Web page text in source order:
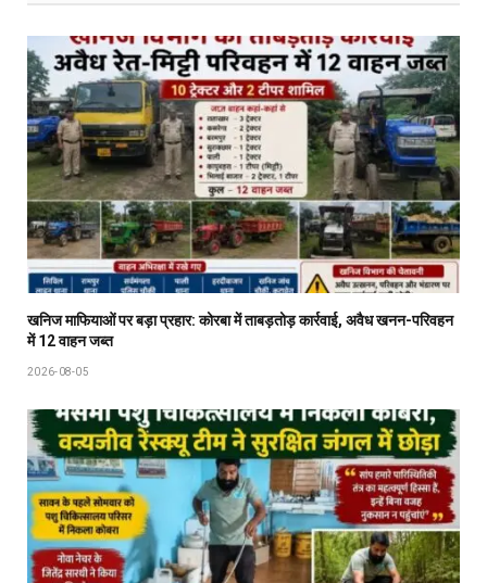
खनिज माफियाओं पर बड़ा प्रहार: कोरबा में ताबड़तोड़ कार्रवाई, अवैध खनन-परिवहन
में 12 वाहन जब्त
2026-08-05